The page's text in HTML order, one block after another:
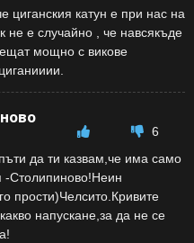
циганския катун е при нас на
не е случайно , че навсякъде
мощно с викове
6
да ти казвам,че има само
-Столипиново!Неин
прости)Челсито.Кривите
напускане,за да не се